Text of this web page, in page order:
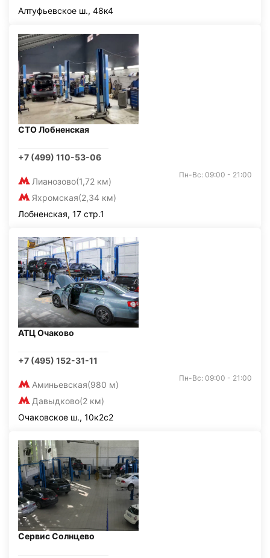
Алтуфьевское ш., 48к4
СТО Лобненская
+7 (499) 110-53-06
Лианозово(1,72 км)
Яхромская(2,34 км)
Пн-Вс: 09:00 - 21:00
Лобненская, 17 стр.1
АТЦ Очаково
+7 (495) 152-31-11
Аминьевская(980 м)
Давыдково(2 км)
Пн-Вс: 09:00 - 21:00
Очаковское ш., 10к2с2
Сервис Солнцево